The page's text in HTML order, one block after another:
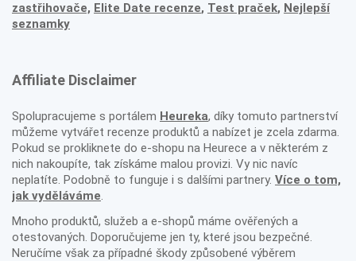
zastřihovače, Elite Date recenze, Test praček, Nejlepší
seznamky
Affiliate Disclaimer
Spolupracujeme s portálem Heureka, díky tomuto partnerství
můžeme vytvářet recenze produktů a nabízet je zcela zdarma.
Pokud se prokliknete do e-shopu na Heurece a v některém z
nich nakoupíte, tak získáme malou provizi. Vy nic navíc
neplatíte. Podobně to funguje i s dalšími partnery. Více o tom,
jak vyděláváme.
Mnoho produktů, služeb a e-shopů máme ověřených a
otestovaných. Doporučujeme jen ty, které jsou bezpečné.
Neručíme však za případné škody způsobené výběrem